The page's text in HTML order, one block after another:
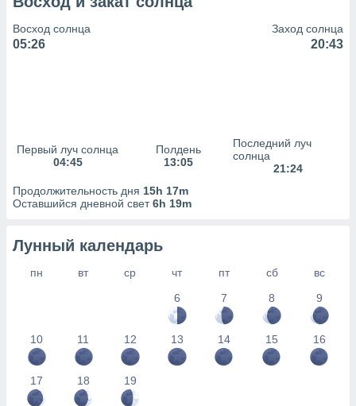
Восход солнца
05:26
Заход солнца
20:43
Первый луч солнца
04:45
Полдень
13:05
Последний луч
солнца
21:24
Продолжительность дня 15h 17m
Оставшийся дневной свет6h 19m
Лунный календарь
пн вт ср чт пт сб
вс
6
7 8 9
10 11 12 13 14 15 16
17 18 19